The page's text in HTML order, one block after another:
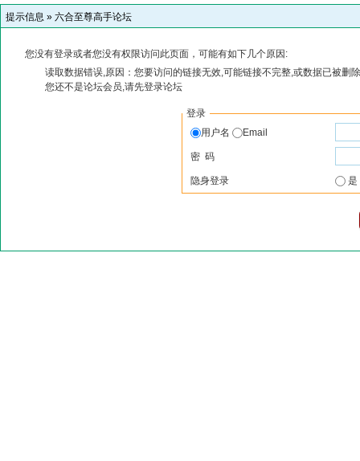
提示信息 » 六合至尊高手论坛
您没有登录或者您没有权限访问此页面，可能有如下几个原因:
读取数据错误,原因：您要访问的链接无效,可能链接不完整,或数据已被删
您还不是论坛会员,请先登录论坛
登录
用户名
Email
密 码
隐身登录